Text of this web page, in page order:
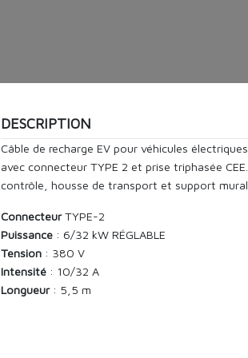
DESCRIPTION
Câble de recharge EV pour véhicules
avec connecteur TYPE 2 et prise triphasée
contrôle, housse de transport et support
ConnecteurTYPE-2
Puissance : 6/32 kW RÉGLABLE
Tension : 380 V
Intensité : 10/32 A
Longueur: 5,5 m